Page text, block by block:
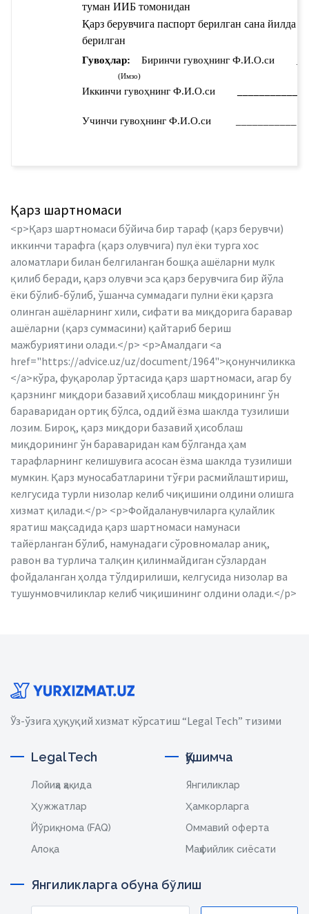
туман ИИБ томонидан
Қарз берувчига паспорт берилган сана йилда
берилган
Гувоҳлар: Биринчи гувоҳнинг Ф.И.О.си
(Имзо)
Иккинчи гувоҳнинг Ф.И.О.си
Учинчи гувоҳнинг Ф.И.О.си
Қарз шартномаси
<p>Қарз шартномаси бўйича бир тараф (қарз берувчи)
иккинчи тарафга (қарз олувчига) пул ёки турга хос
аломатлари билан белгиланган бошқа ашёларни мулк
қилиб беради, қарз олувчи эса қарз берувчига бир йўла
ёки бўлиб-бўлиб, ўшанча суммадаги пулни ёки қарзга
олинган ашёларнинг хили, сифати ва миқдорига баравар
ашёларни (қарз суммасини) қайтариб бериш
мажбуриятини олади.</p> <p>Амалдаги <a
href="https://advice.uz/uz/document/1964">қонунчиликка
</a>кўра, фуқаролар ўртасида қарз шартномаси, агар бу
қарзнинг миқдори базавий ҳисоблаш миқдорининг ўн
бараваридан ортиқ бўлса, оддий ёзма шаклда тузилиши
лозим. Бироқ, қарз миқдори базавий ҳисоблаш
миқдорининг ўн бараваридан кам бўлганда ҳам
тарафларнинг келишувига асосан ёзма шаклда тузилиши
мумкин. Қарз муносабатларини тўғри расмийлаштириш,
келгусида турли низолар келиб чиқишини олдини олишга
хизмат қилади.</p> <p>Фойдаланувчиларга қулайлик
яратиш мақсадида қарз шартномаси намунаси
тайёрланган бўлиб, намунадаги сўровномалар аниқ,
равон ва турлича талқин қилинмайдиган сўзлардан
фойдаланган ҳолда тўлдирилиши, келгусида низолар ва
тушунмовчиликлар келиб чиқишининг олдини олади.</p>
Ўз-ўзига ҳуқуқий хизмат кўрсатиш “Legal Tech” тизими
Legal Tech
Лойиҳа ҳақида
Ҳужжатлар
Йўриқнома (FAQ)
Алоқа
Қўшимча
Янгиликлар
Ҳамкорларга
Оммавий оферта
Маҳфийлик сиёсати
Янгиликларга обуна бўлиш